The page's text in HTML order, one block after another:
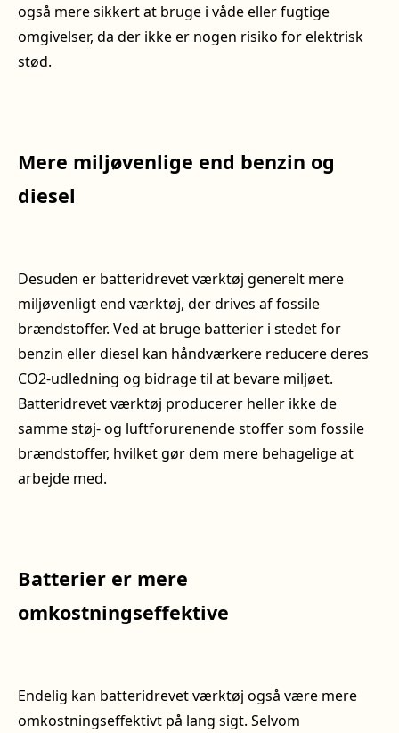
også mere sikkert at bruge i våde eller fugtige
omgivelser, da der ikke er nogen risiko for elektrisk
stød.
Mere miljøvenlige end benzin og
diesel
Desuden er batteridrevet værktøj generelt mere
miljøvenligt end værktøj, der drives af fossile
brændstoffer. Ved at bruge batterier i stedet for
benzin eller diesel kan håndværkere reducere deres
CO2-udledning og bidrage til at bevare miljøet.
Batteridrevet værktøj producerer heller ikke de
samme støj- og luftforurenende stoffer som fossile
brændstoffer, hvilket gør dem mere behagelige at
arbejde med.
Batterier er mere
omkostningseffektive
Endelig kan batteridrevet værktøj også være mere
omkostningseffektivt på lang sigt. Selvom